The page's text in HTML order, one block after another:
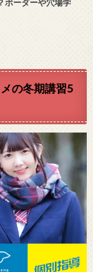
ボーダーや穴場学
の冬期講習5